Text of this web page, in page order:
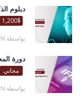
دبلوم
1,200$
بواسطة ADMIN
دورة
مجاني
بواسطة ADMIN